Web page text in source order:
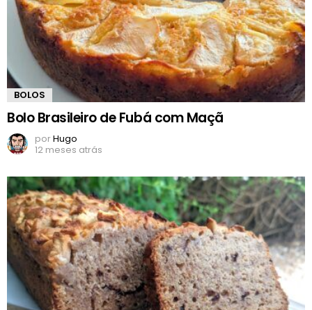
BOLOS
Bolo Brasileiro de Fubá com Maçã
porHugo
12 meses atrás